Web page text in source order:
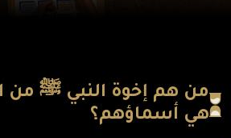
من هم إخوة النبي ﷺ من
هي أسماؤهم؟